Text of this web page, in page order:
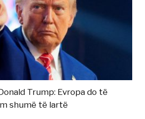
Trump: Evropa do të
shumë të lartë